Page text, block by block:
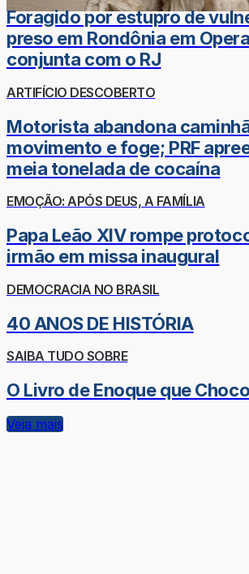
Foragido por estupro de
preso em Rondônia em
conjunta com o RJ
ARTIFÍCIO DESCOBERTO
Motorista abandona
movimento e foge; PRF
meia tonelada de cocaína
EMOÇÃO: APÓS DEUS, A FAMÍLIA
Papa Leão XIV rompe
irmão em missa inaugural
DEMOCRACIA NO BRASIL
40 ANOS DE HISTÓRIA
SAIBA TUDO SOBRE
O Livro de Enoque que
Veja mais